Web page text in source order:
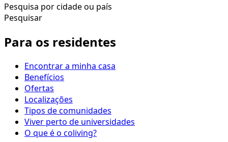
Pesquisa por cidade ou país
Pesquisar
Para os residentes
Encontrar a minha casa
Benefícios
Ofertas
Localizações
Tipos de comunidades
Viver perto de universidades
O que é o coliving?